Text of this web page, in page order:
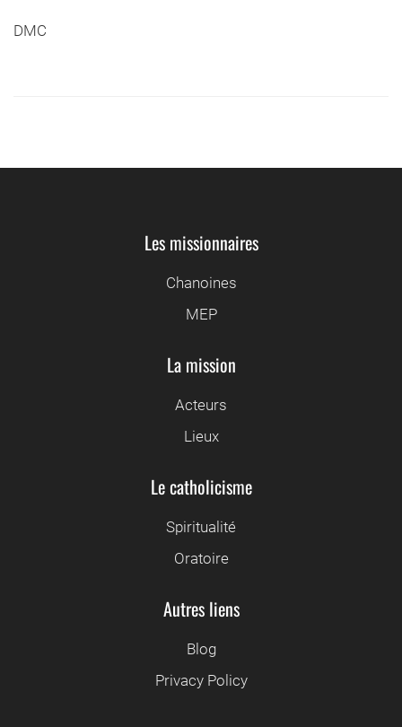
DMC
Les missionnaires
Chanoines
MEP
La mission
Acteurs
Lieux
Le catholicisme
Spiritualité
Oratoire
Autres liens
Blog
Privacy Policy